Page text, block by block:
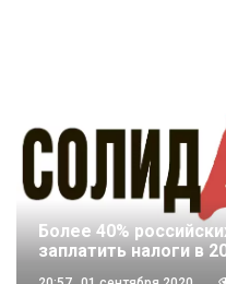
Более 40%
заплатить налоги в